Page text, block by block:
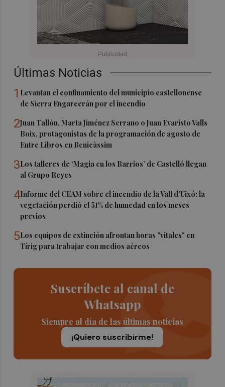
Últimas Noticias
1 Levantan el confinamiento del municipio castellonense
de Sierra Engarcerán por el incendio
2Juan Tallón, Marta Jiménez Serrano o Juan Evaristo Valls
Boix, protagonistas de la programación de agosto de
Entre Libros en Benicàssim
3Los talleres de ‘Magia en los Barrios’ de Castelló llegan
al Grupo Reyes
4Informe del CEAM sobre el incendio de la Vall d'Uixó: la
vegetación perdió el 51% de humedad en los meses
previos
5Los equipos de extinción afrontan horas "vitales" en
Tírig para trabajar con medios aéreos
Suscríbete al canal de
Whatsapp
Siempre al día de las últimas noticias
¡Quiero suscribirme!